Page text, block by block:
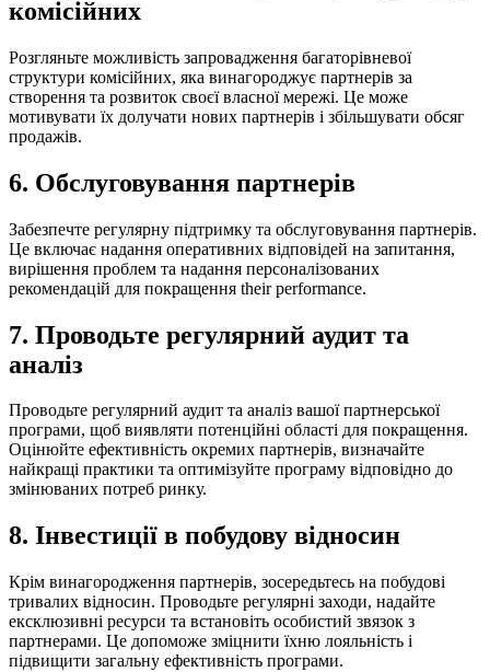
комісійних
Розгляньте можливість запровадження багаторівневої
структури комісійних, яка винагороджує партнерів за
створення та розвиток своєї власної мережі. Це може
мотивувати їх долучати нових партнерів і збільшувати обсяг
продажів.
6. Обслуговування партнерів
Забезпечте регулярну підтримку та обслуговування партнерів.
Це включає надання оперативних відповідей на запитання,
вирішення проблем та надання персоналізованих
рекомендацій для покращення their performance.
7. Проводьте регулярний аудит та
аналіз
Проводьте регулярний аудит та аналіз вашої партнерської
програми, щоб виявляти потенційні області для покращення.
Оцінюйте ефективність окремих партнерів, визначайте
найкращі практики та оптимізуйте програму відповідно до
змінюваних потреб ринку.
8. Інвестиції в побудову відносин
Крім винагородження партнерів, зосередьтесь на побудові
тривалих відносин. Проводьте регулярні заходи, надайте
ексклюзивні ресурси та встановіть особистий звязок з
партнерами. Це допоможе зміцнити їхню лояльність і
підвищити загальну ефективність програми.